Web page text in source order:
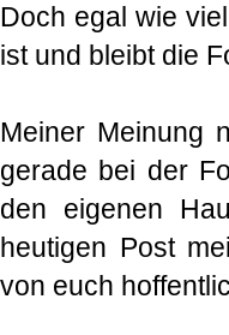
Doch egal wie
ist und bleibt die
Meiner Meinung
gerade bei der
den eigenen
heutigen Post
von euch